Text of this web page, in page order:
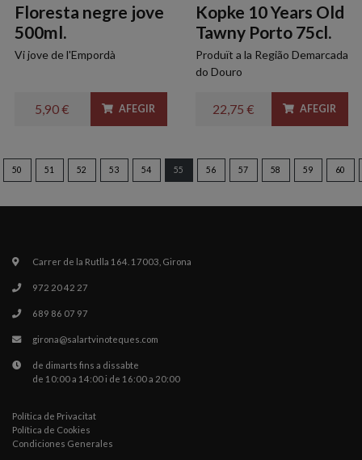
Floresta negre jove
500ml.
Vi jove de l'Empordà
5,90 € AFEGIR
Kopke 10 Years Old
Tawny Porto 75cl.
Produït a la Região Demarcada
do Douro
22,75 € AFEGIR
50 51 52 53 54 55 56 57 58 59 60
Carrer de la Rutlla 164. 17003, Girona
972 20 42 27
689 86 07 97
girona@salartvinoteques.com
de dimarts fins a dissabte
de 10:00 a 14:00 i de 16:00 a 20:00
Política de Privacitat
Política de Cookies
Condiciones Generales